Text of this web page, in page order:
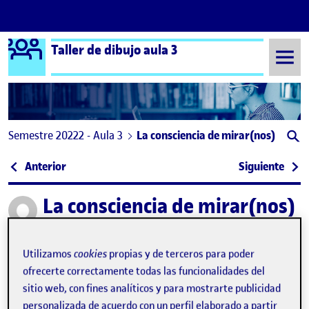
Saltar al contenido
Logo Ágora
Taller de dibujo aula 3
Semestre 20222 - Aula 3 La consciencia de mirar(nos)
Navegación de entradas
Anterior: La conciencia de mirar(nos): El autorretrato
Siguiente:
Publicado porLa consciencia de mirar(nos)
Hola buenas!
Utilizamoscookies propias y de terceros para poder
ofrecerte correctamente todas las funcionalidades del
sitio web, con fines analíticos y para mostrarte publicidad
personalizada de acuerdo con un perfil elaborado a partir